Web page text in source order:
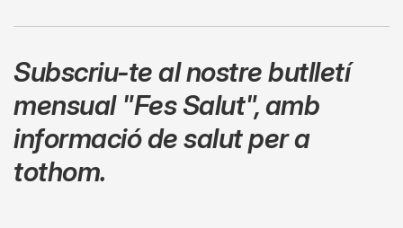
Subscriu-te al nostre butlletí
mensual "Fes Salut",amb
informació de salut per a
tothom.